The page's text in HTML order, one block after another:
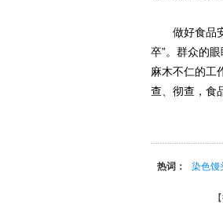
做好食品安
卒”。群众的
麻木不仁的工
查、彻查，食
热词： 染色馒
【